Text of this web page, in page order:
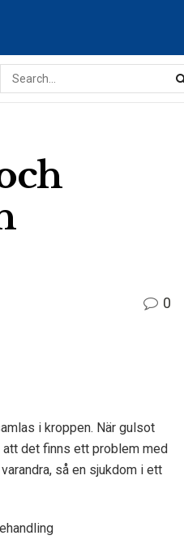
0
i kroppen. När gulsot
det finns ett problem med
så en sjukdom i ett